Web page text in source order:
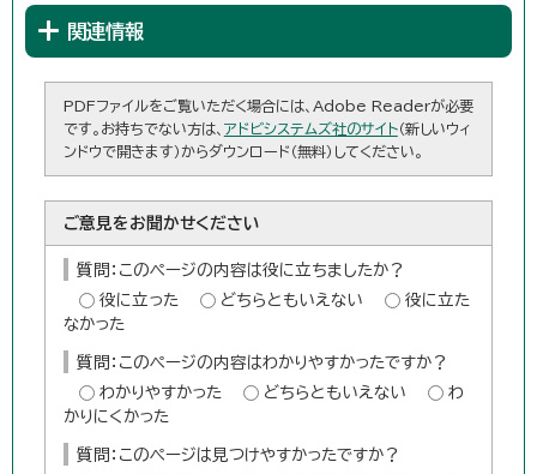
関連情報
PDFファイルをご覧いただく場合には、Adobe Readerが必要
です。お持ちでない方は、 アドビシステムズ社のサイト（新しいウィ
ンドウで開きます）からダウンロード（無料）してください。
ご意見をお聞かせください
質問：このページの内容は役に立ちましたか？
役に立った
どちらともいえない
役に立た
なかった
質問：このページの内容はわかりやすかったですか？
わかりやすかった
どちらともいえない
わ
かりにくかった
質問：このページは見つけやすかったですか？